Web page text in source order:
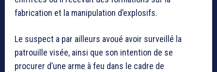
fabrication et la manipulation d’explosifs.
Le suspect a par ailleurs avoué avoir surveillé la
patrouille visée, ainsi que son intention de se
procurer d’une arme à feu dans le cadre de